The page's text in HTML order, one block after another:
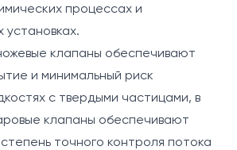
процессах и
установках.
клапаны обеспечивают
и минимальный риск
с твердыми частицами, в
клапаны обеспечивают
точного контроля потока